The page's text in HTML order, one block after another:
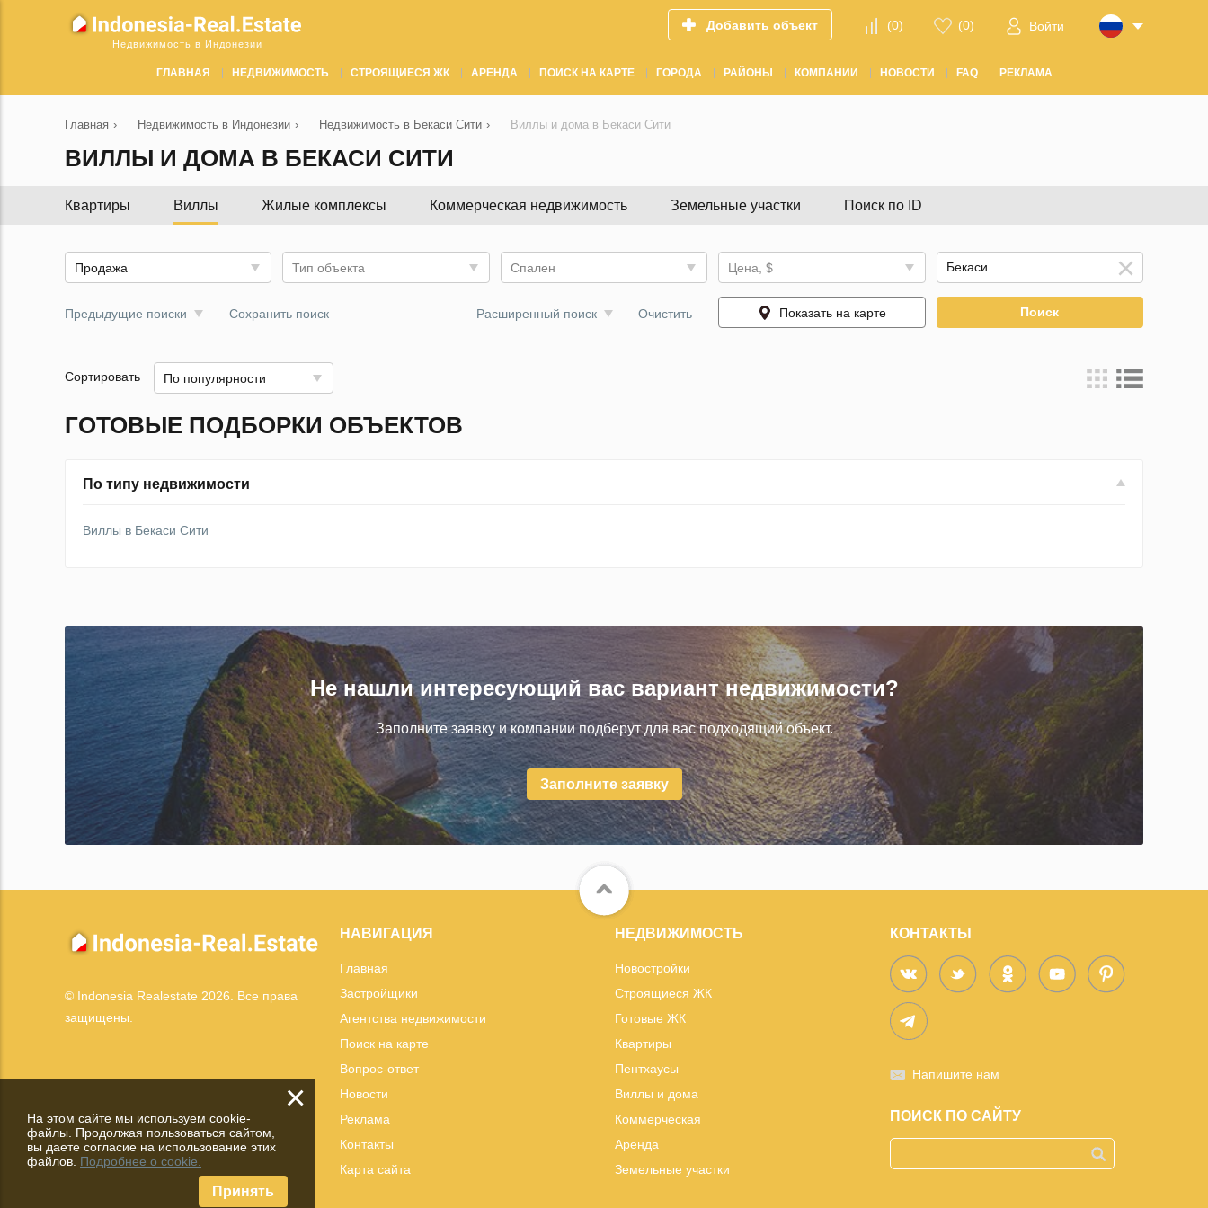
Недвижимость в Индонезии
Добавить объект (0) (0) Войти
ГЛАВНАЯ НЕДВИЖИМОСТЬ СТРОЯЩИЕСЯ ЖК АРЕНДА ПОИСК НА КАРТЕ ГОРОДА РАЙОНЫ КОМПАНИИ НОВОСТИ FAQ РЕКЛАМА
Главная › Недвижимость в Индонезии › Недвижимость в Бекаси Сити › Виллы и дома в Бекаси Сити
ВИЛЛЫ И ДОМА В БЕКАСИ СИТИ
Квартиры Виллы Жилые комплексы Коммерческая недвижимость Земельные участки Поиск по ID
Продажа Тип объекта Спален Цена, $
Предыдущие поиски Сохранить поиск Расширенный поиск Очистить Показать на карте Поиск
Сортировать По популярности
ГОТОВЫЕ ПОДБОРКИ ОБЪЕКТОВ
По типу недвижимости
Виллы в Бекаси Сити
Не нашли интересующий вас вариант недвижимости?
Заполните заявку и компании подберут для вас подходящий объект.
Заполните заявку
© Indonesia Realestate 2026. Все права
защищены.
НАВИГАЦИЯ
Главная
Застройщики
Агентства недвижимости
Поиск на карте
Вопрос-ответ
Новости
Реклама
Контакты
Карта сайта
НЕДВИЖИМОСТЬ
Новостройки
Строящиеся ЖК
Готовые ЖК
Квартиры
Пентхаусы
Виллы и дома
Коммерческая
Аренда
Земельные участки
КОНТАКТЫ
Напишите нам
ПОИСК ПО САЙТУ
×
На этом сайте мы используем cookie-
файлы. Продолжая пользоваться сайтом,
вы даете согласие на использование этих
файлов. Подробнее о cookie.
Принять